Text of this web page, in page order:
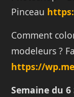
Pinceau
Comment
modeleurs ?
https://
Semaine du